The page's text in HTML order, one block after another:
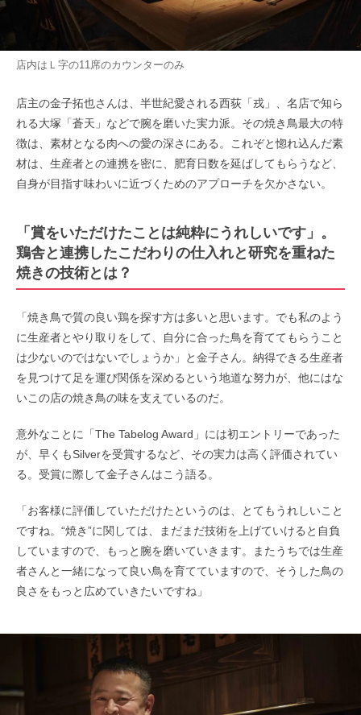
店内はＬ字の11席のカウンターのみ
店主の金子拓也さんは、半世紀愛される西荻「戎」、名店で知ら
れる大塚「蒼天」などで腕を磨いた実力派。その焼き鳥最大の特
徴は、素材となる肉への愛の深さにある。これぞと惚れ込んだ素
材は、生産者との連携を密に、肥育日数を延ばしてもらうなど、
自身が目指す味わいに近づくためのアプローチを欠かさない。
「賞をいただけたことは純粋にうれしいです」。
鶏舎と連携したこだわりの仕入れと研究を重ねた
焼きの技術とは？
「焼き鳥で質の良い鶏を探す方は多いと思います。でも私のよう
に生産者とやり取りをして、自分に合った鳥を育ててもらうこと
は少ないのではないでしょうか」と金子さん。納得できる生産者
を見つけて足を運び関係を深めるという地道な努力が、他にはな
いこの店の焼き鳥の味を支えているのだ。
意外なことに「The Tabelog Award」には初エントリーであった
が、早くもSilverを受賞するなど、その実力は高く評価されてい
る。受賞に際して金子さんはこう語る。
「お客様に評価していただけたというのは、とてもうれしいこと
ですね。“焼き”に関しては、まだまだ技術を上げていけると自負
していますので、もっと腕を磨いていきます。またうちでは生産
者さんと一緒になって良い鳥を育てていますので、そうした鳥の
良さをもっと広めていきたいですね」